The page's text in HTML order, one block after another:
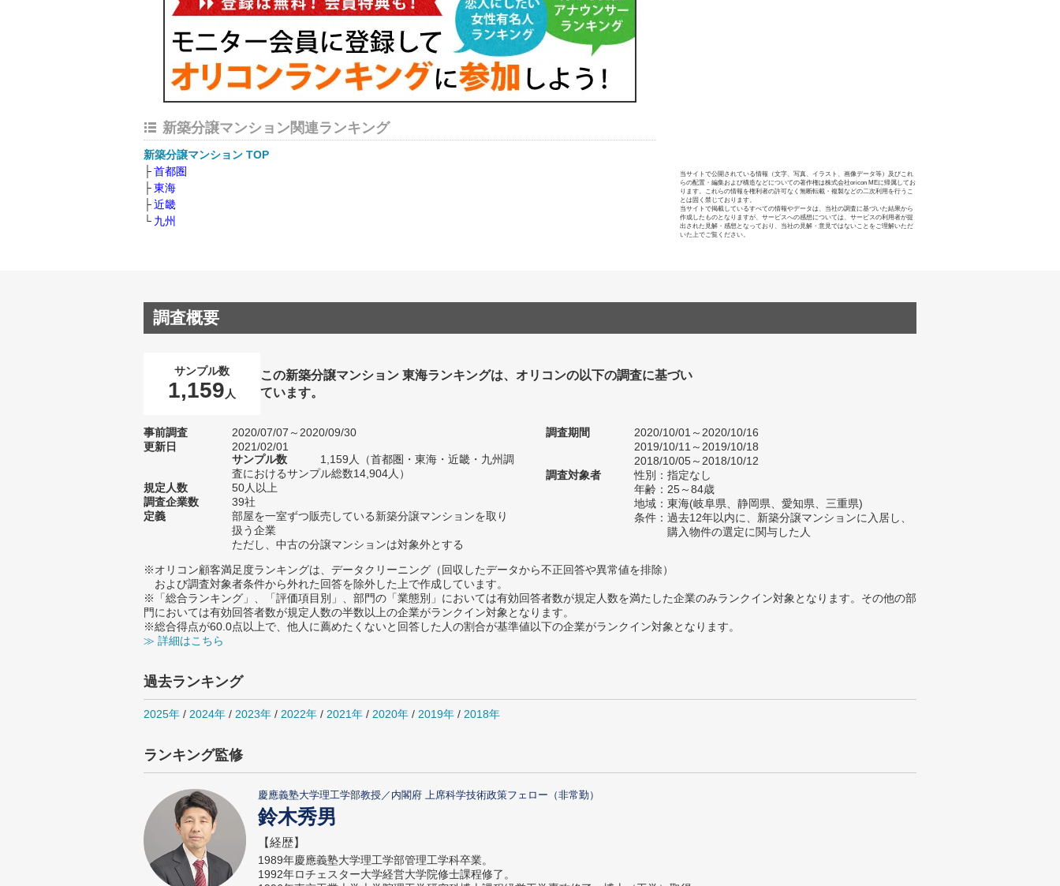
新築分譲マンション関連ランキング
新築分譲マンション TOP
首都圏
東海
近畿
九州
当サイトで公開されている情報（文字、写真、イラスト、画像データ等）及びこれ
らの配置・編集および構造などについての著作権は株式会社oricon MEに帰属してお
ります。これらの情報を権利者の許可なく無断転載・複製などの二次利用を行うこ
とは固く禁じております。
当サイトで掲載しているすべての情報やデータは、当社の調査に基づいた結果から
作成したものとなりますが、サービスへの感想については、サービスの利用者が提
出された見解・感想となっており、当社の見解・意見ではないことをご理解いただ
いた上でご覧ください。
調査概要
サンプル数
1,159 人
この新築分譲マンション 東海ランキングは、オリコンの以下の調査に基づい
ています。
事前調査
2020/07/07～2020/09/30
更新日
2021/02/01
サンプル数
1,159人（首都圏・東海・近畿・九州調
査におけるサンプル総数14,904人）
規定人数
50人以上
調査企業数
39社
定義
部屋を一室ずつ販売している新築分譲マンションを取り
扱う企業
ただし、中古の分譲マンションは対象外とする
調査期間
2020/10/01～2020/10/16
2019/10/11～2019/10/18
2018/10/05～2018/10/12
調査対象者
性別：指定なし
年齢：25～84歳
地域：東海(岐阜県、静岡県、愛知県、三重県)
条件：過去12年以内に、新築分譲マンションに入居し、
購入物件の選定に関与した人
※オリコン顧客満足度ランキングは、データクリーニング（回収したデータから不正回答や異常値を排除）
および調査対象者条件から外れた回答を除外した上で作成しています。
※「総合ランキング」、「評価項目別」、部門の「業態別」においては有効回答者数が規定人数を満たした企業のみランクイン対象となります。その他の部
門においては有効回答者数が規定人数の半数以上の企業がランクイン対象となります。
※総合得点が60.0点以上で、他人に薦めたくないと回答した人の割合が基準値以下の企業がランクイン対象となります。
≫ 詳細はこちら
過去ランキング
2025年 / 2024年 / 2023年 / 2022年 / 2021年 / 2020年 / 2019年 / 2018年
ランキング監修
慶應義塾大学理工学部教授／内閣府 上席科学技術政策フェロー（非常勤）
鈴木秀男
【経歴】
1989年慶應義塾大学理工学部管理工学科卒業。
1992年ロチェスター大学経営大学院修士課程修了。